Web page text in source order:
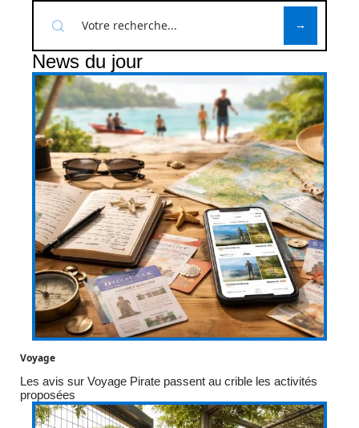
News du jour
Voyage
Les avis sur Voyage Pirate passent au crible les activités
proposées